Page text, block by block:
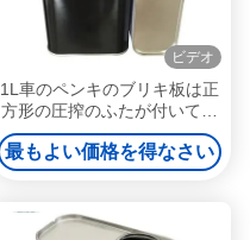
ビデオ
1L車のペンキのブリキ板は正
方形の圧搾のふたが付いてい
る自動ペンキの缶を缶詰にす
る
最もよい価格を得なさい